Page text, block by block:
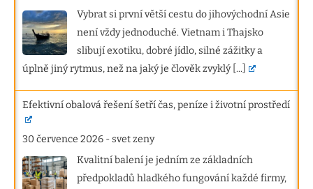
Vybrat si první větší cestu do jihovýchodní Asie
není vždy jednoduché. Vietnam i Thajsko
slibují exotiku, dobré jídlo, silné zážitky a
úplně jiný rytmus, než na jaký je člověk zvyklý [...]
Efektivní obalová řešení šetří čas, peníze i životní prostředí
30 července 2026 -svet zeny
Kvalitní balení je jedním ze základních
předpokladů hladkého fungování každé firmy,